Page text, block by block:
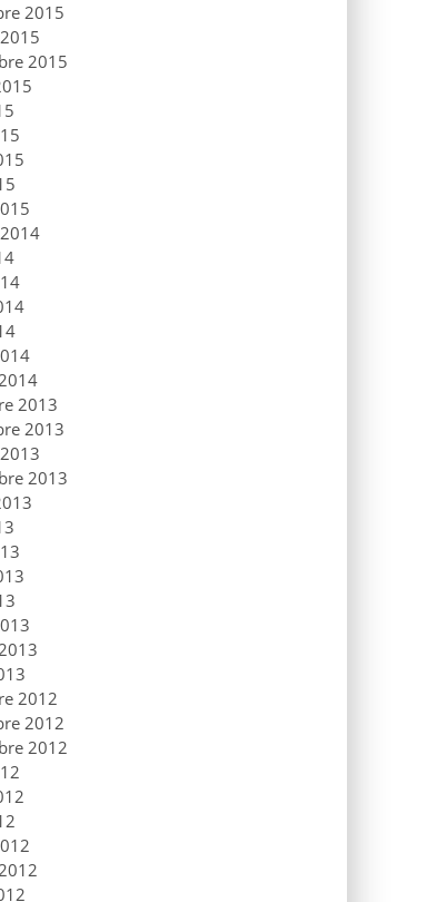
2015
2015
2013
2013
2013
2012
2012
2012